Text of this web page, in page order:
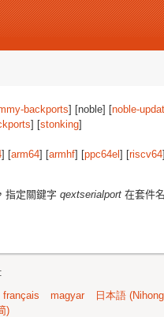
backports] [noble] [noble-
] [stonking]
] [arm64] [armhf] [ppc64el ] [riscv64
指定關鍵字 qextserialport 在套件
français magyar 日本語
)